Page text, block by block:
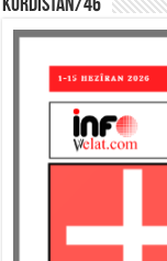
KURDISTAN/46